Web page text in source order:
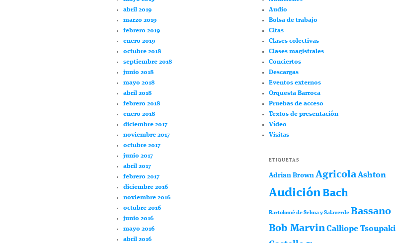
abril 2019
marzo 2019
febrero 2019
enero 2019
octubre 2018
septiembre 2018
junio 2018
mayo 2018
abril 2018
febrero 2018
enero 2018
diciembre 2017
noviembre 2017
octubre 2017
junio 2017
abril 2017
febrero 2017
diciembre 2016
noviembre 2016
octubre 2016
junio 2016
mayo 2016
abril 2016
Audio
Bolsa de trabajo
Citas
Clases colectivas
Clases magistrales
Conciertos
Descargas
Eventos externos
Orquesta Barroca
Pruebas de acceso
Textos de presentación
Vídeo
Visitas
ETIQUETAS
Adrian Brown AgricolaAshton
AudiciónBach
Bartolomé de Selma y Salaverde Bassano
Bob MarvinCalliope Tsoupaki